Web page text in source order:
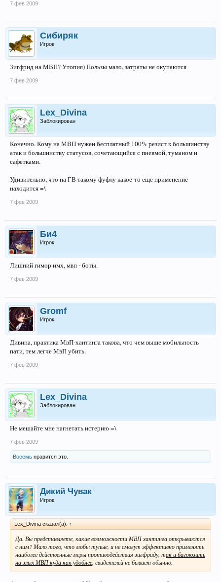
7 фев 2009
Сибиряк
Игрок
Зигфрид на МВП? Утопия) Пользы мало, затраты не окупаются
7 фев 2009
Lex_Divina
Заблокирован
Конечно. Кому на МВП нужен бесплатный 100% резист к большинству
атак и большинству статусов, сочетающийся с пневмой, туманом и
сафетками.
Удивительно, что на ГВ такому фуфлу какое-то еще применение
находится =\
7 фев 2009
Би4
Игрок
Лишний гимор имх, мвп - боты.
7 фев 2009
Gromf
Игрок
Дивина, практика МвП-хантинга такова, что чем выше мобильность
пати, тем легче МвП убить.
7 фев 2009
Lex_Divina
Заблокирован
Не мешайте мне нагнетать истерию =\
7 фев 2009
Восемь нравится это.
Дикий Чувак
Игрок
Lex_Divina сказал(а): ↑
Да. Вы представляете, какие возможности МВП хантинга открываются
с ним? Мало того, что мобы тупые, и не смогут эффективно применять
наиболее действенные меры противодействия зигфриду, так и багоюзить
на злых МВП куда как удобнее, свидетелей не бывает обычно.